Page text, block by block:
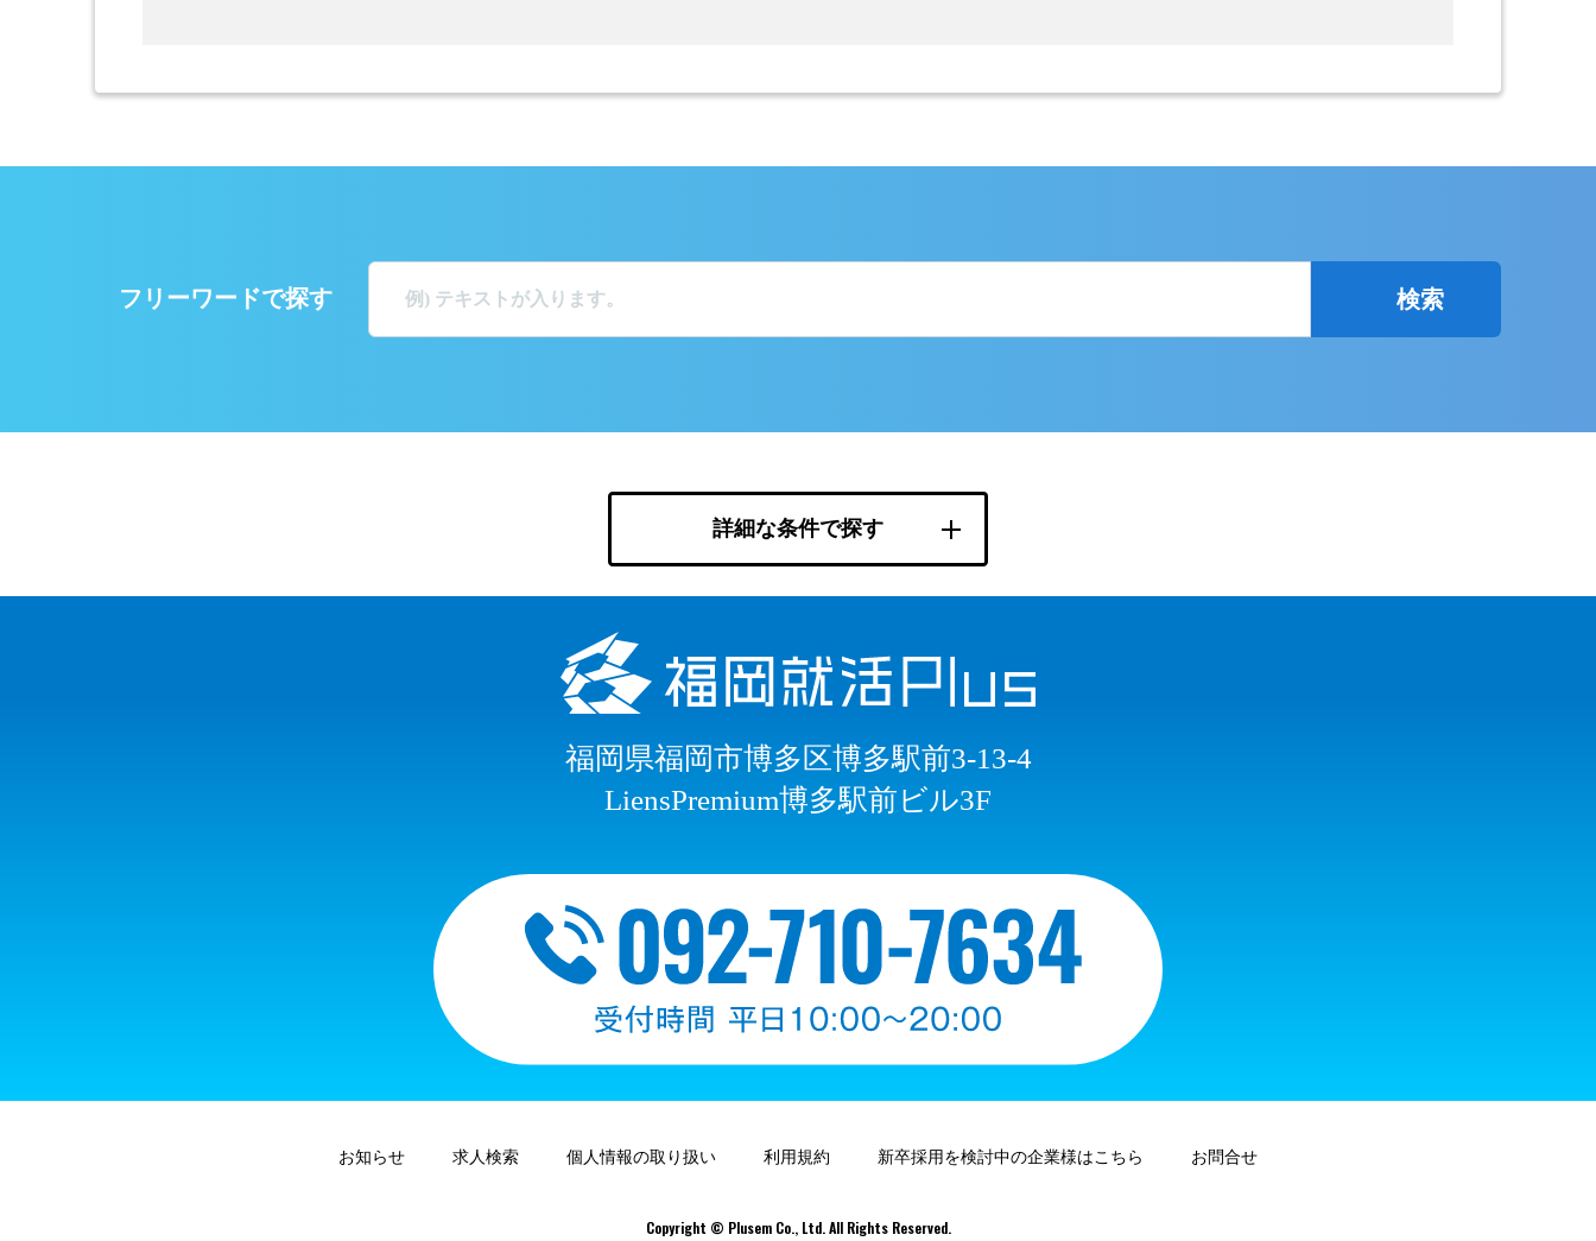
フリーワードで探す
詳細な条件で探す
福岡県福岡市博多区博多駅前3-13-4
LiensPremium博多駅前ビル3F
お知らせ 求人検索 個人情報の取り扱い 利用規約 新卒採用を検討中の企業様はこちら お問合せ
Copyright © Plusem Co., Ltd. All Rights Reserved.